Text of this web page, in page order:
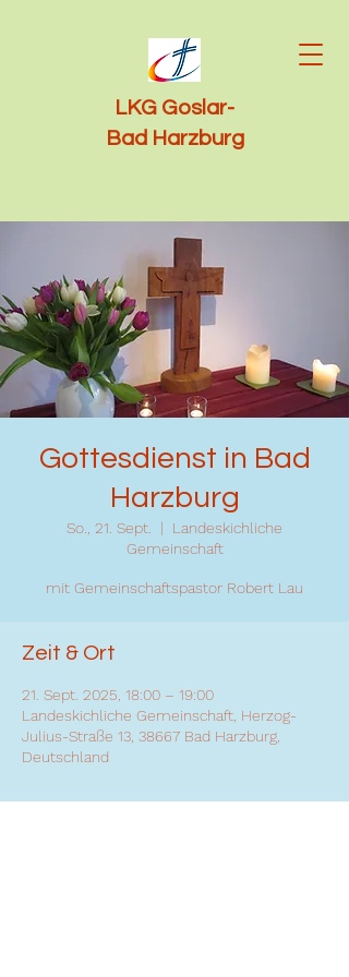
LKG Goslar-
Bad Harzburg
Gottesdienst in Bad
Harzburg
So., 21. Sept.
  |
Landeskichliche
Gemeinschaft
mit Gemeinschaftspastor Robert Lau
Zeit & Ort
21. Sept. 2025, 18:00 – 19:00
Landeskichliche Gemeinschaft, Herzog-
Julius-Straße 13, 38667 Bad Harzburg,
Deutschland